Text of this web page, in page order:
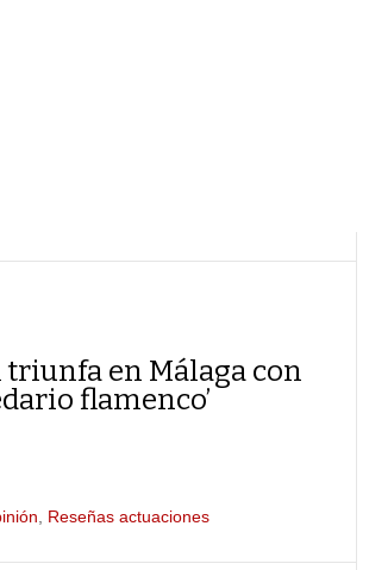
en Málaga con
flamenco’
Reseñas actuaciones